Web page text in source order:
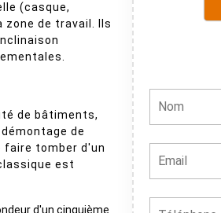
(casque,
zone de travail. Ils
de bâtiments,
de
faire tomber d'un
est
d'un cinquième